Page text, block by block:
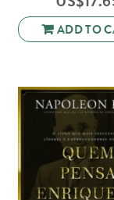
ADD TO